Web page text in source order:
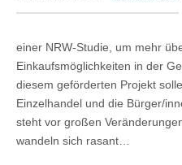
einer NRW-Studie, um mehr
Einkaufsmöglichkeiten in der
diesem geförderten Projekt
Einzelhandel und die Bürger/
steht vor großen
wandeln sich rasant…